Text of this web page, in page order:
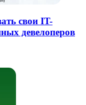
свои IT-
девелоперов